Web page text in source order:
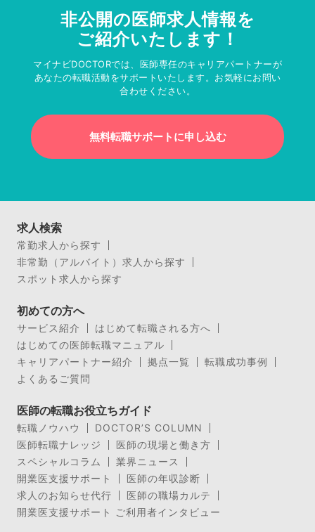
非公開の医師求人情報を
ご紹介いたします！
マイナビDOCTORでは、医師専任のキャリアパートナーが
あなたの転職活動をサポートいたします。お気軽にお問い
合わせください。
無料転職サポートに申し込む
求人検索
常勤求人から探す
非常勤（アルバイト）求人から探す
スポット求人から探す
初めての方へ
サービス紹介
はじめて転職される方へ
はじめての医師転職マニュアル
キャリアパートナー紹介
拠点一覧
転職成功事例
よくあるご質問
医師の転職お役立ちガイド
転職ノウハウ
DOCTOR’S COLUMN
医師転職ナレッジ
医師の現場と働き方
スペシャルコラム
業界ニュース
開業医支援サポート
医師の年収診断
求人のお知らせ代行
医師の職場カルテ
開業医支援サポート ご利用者インタビュー